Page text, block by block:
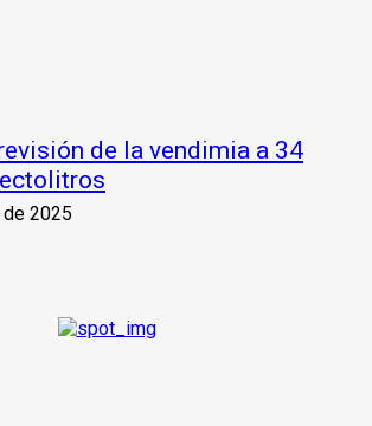
de la vendimia a 34
2025